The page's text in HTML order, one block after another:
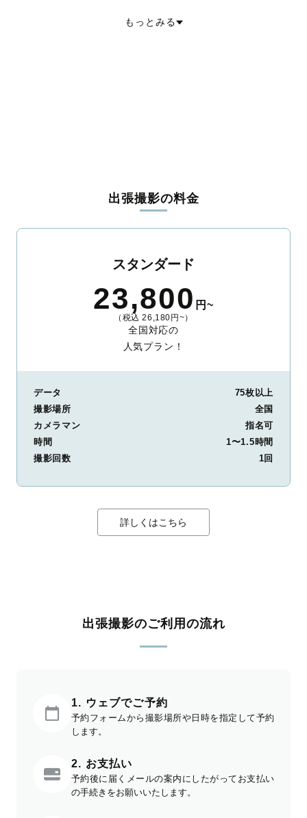
加賀郡吉備中央町
もっとみる
出張撮影の料金
スタンダード
23,800 円~
（税込 26,180円~）
全国対応の
人気プラン！
データ
75枚以上
撮影場所
全国
カメラマン
指名可
時間
1〜1.5時間
撮影回数
1回
詳しくはこちら
出張撮影のご利用の流れ
1. ウェブでご予約
予約フォームから撮影場所や日時を指定して予約
します。
2. お支払い
予約後に届くメールの案内にしたがってお支払い
の手続きをお願いいたします。